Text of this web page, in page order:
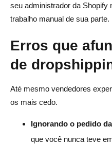
seu administrador da Shopify
trabalho manual de sua parte.
Erros que
de
Até mesmo vendedores
os mais cedo.
Ignorando o pedido
que você nunca teve